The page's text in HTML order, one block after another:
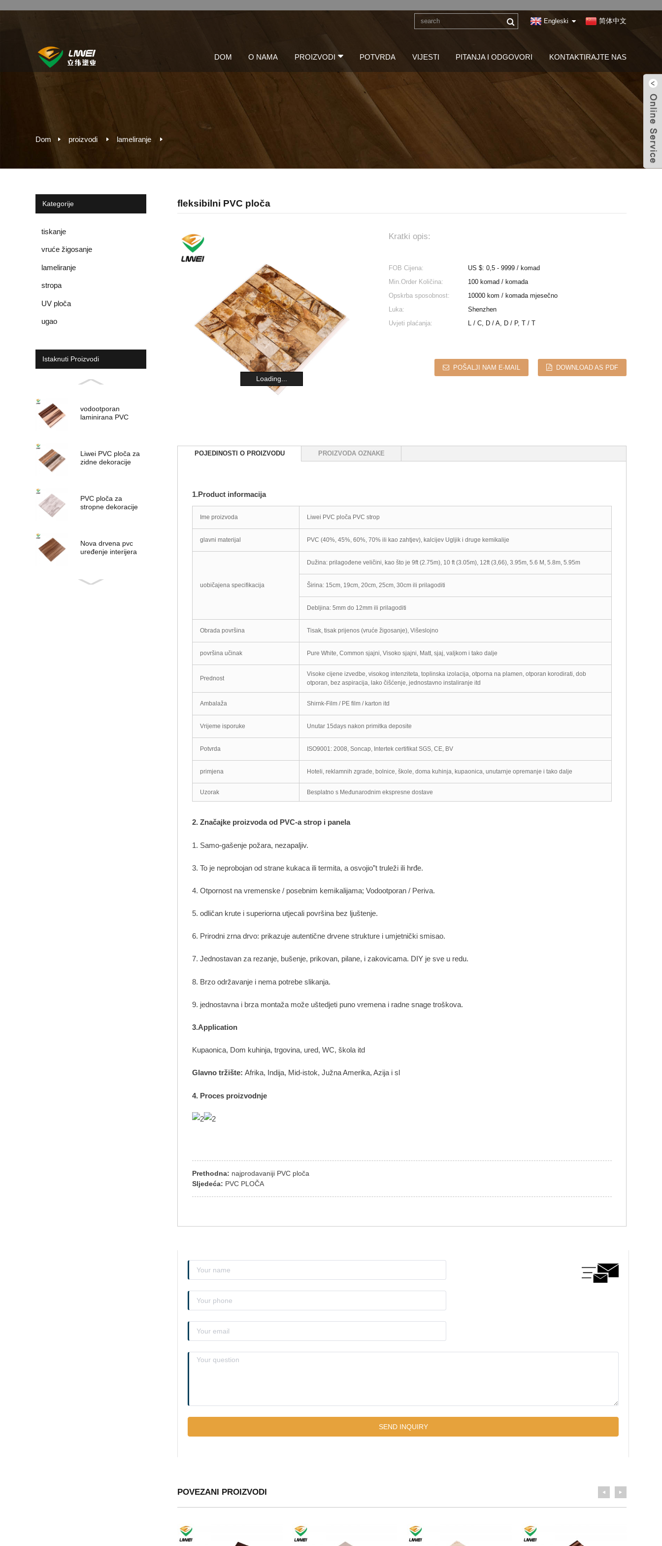
Engleski 简体中文
DOM O NAMA PROIZVODI POTVRDA VIJESTI PITANJA I ODGOVORI KONTAKTIRAJTE NAS
Dom proizvodi lameliranje
Kategorije
tiskanje
vruće žigosanje
lameliranje
stropa
UV ploča
ugao
Istaknuti Proizvodi
vodootporan
laminirana PVC
Liwei PVC ploča za
zidne dekoracije
PVC ploča za
stropne dekoracije
Nova drvena pvc
uređenje interijera
fleksibilni PVC ploča
Loading...
Kratki opis:
FOB Cijena:
US $: 0,5 - 9999 / komad
Min.Order Količina:
100 komad / komada
Opskrba sposobnost:
10000 kom / komada mjesečno
Luka:
Shenzhen
Uvjeti plaćanja:
L / C, D / A, D / P, T / T
POŠALJI NAM E-MAIL DOWNLOAD AS PDF
POJEDINOSTI O PROIZVODU PROIZVODA OZNAKE
1.Product informacija
Ime proizvoda Liwei PVC ploča PVC strop
glavni materijal PVC (40%, 45%, 60%, 70% ili kao zahtjev), kalcijev Ugljik i druge kemikalije
uobičajena specifikacija
Dužina: prilagođene veličini, kao što je 9ft (2.75m), 10 ft (3.05m), 12ft (3,66), 3.95m, 5.6 M, 5.8m, 5.95m
Širina: 15cm, 19cm, 20cm, 25cm, 30cm ili prilagoditi
Debljina: 5mm do 12mm ili prilagoditi
Obrada površina Tisak, tisak prijenos (vruće žigosanje), Višeslojno
površina učinak Pure White, Common sjajni, Visoko sjajni, Matt, sjaj, valjkom i tako dalje
Prednost
Visoke cijene izvedbe, visokog intenziteta, toplinska izolacija, otporna na plamen, otporan korodirati, dob
otporan, bez aspiracija, lako čišćenje, jednostavno instaliranje itd
Ambalaža Shirnk-Film / PE film / karton itd
Vrijeme isporuke Unutar 15days nakon primitka deposite
Potvrda ISO9001: 2008, Soncap, Intertek certifikat SGS, CE, BV
primjena Hoteli, reklamnih zgrade, bolnice, škole, doma kuhinja, kupaonica, unutarnje opremanje i tako dalje
Uzorak Besplatno s Međunarodnim ekspresne dostave
2. Značajke proizvoda od PVC-a strop i panela
1. Samo-gašenje požara, nezapaljiv.
3. To je neprobojan od strane kukaca ili termita, a osvojio”t truleži ili hrđe.
4. Otpornost na vremenske / posebnim kemikalijama; Vodootporan / Periva.
5. odličan krute i superiorna utjecali površina bez ljuštenje.
6. Prirodni zrna drvo: prikazuje autentične drvene strukture i umjetnički smisao.
7. Jednostavan za rezanje, bušenje, prikovan, pilane, i zakovicama. DIY je sve u redu.
8. Brzo održavanje i nema potrebe slikanja.
9. jednostavna i brza montaža može uštedjeti puno vremena i radne snage troškova.
3.Application
Kupaonica, Dom kuhinja, trgovina, ured, WC, škola itd
Glavno tržište: Afrika, Indija, Mid-istok, Južna Amerika, Azija i sl
4. Proces proizvodnje
Prethodna: najprodavaniji PVC ploča
Sljedeća: PVC PLOČA
POVEZANI PROIZVODI